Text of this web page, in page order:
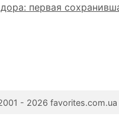
первая
- 2026 favorites.com.ua